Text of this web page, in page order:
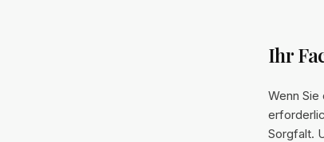
Ihr
Wenn
Sorgfalt.